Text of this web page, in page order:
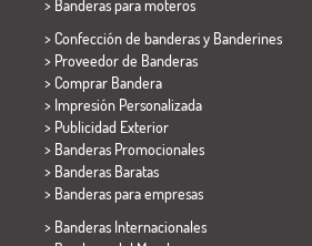
> Banderas para moteros
> Confección de banderas y Banderines
> Proveedor de Banderas
> Comprar Bandera
> Impresión Personalizada
> Publicidad Exterior
> Banderas Promocionales
> Banderas Baratas
> Banderas para empresas
> Banderas Internacionales